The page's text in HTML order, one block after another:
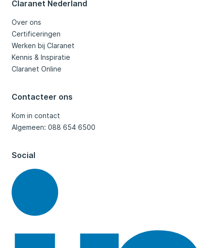
Claranet Nederland
Over ons
Certificeringen
Werken bij Claranet
Kennis & Inspiratie
Claranet Online
Contacteer ons
Kom in contact
Algemeen: 088 654 6500
Social